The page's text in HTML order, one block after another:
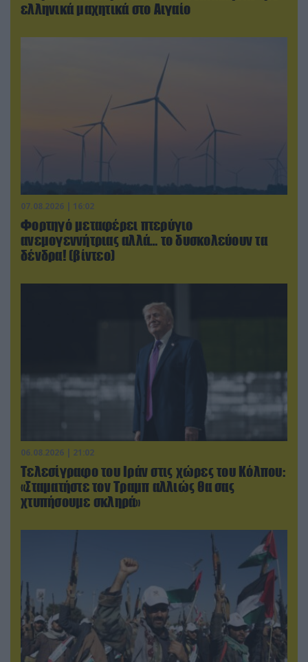
ελληνικά μαχητικά στο Αιγαίο
07.08.2026 | 16:02
Φορτηγό μεταφέρει πτερύγιο
ανεμογεννήτριας αλλά… το δυσκολεύουν τα
δένδρα! (βίντεο)
06.08.2026 | 21:02
Τελεσίγραφο του Ιράν στις χώρες του Κόλπου:
«Σταματήστε τον Τραμπ αλλιώς θα σας
χτυπήσουμε σκληρά»